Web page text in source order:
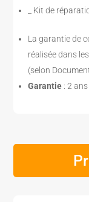
_ Kit de
La garantie de
réalisée dans
(selon
Garantie : 2 ans